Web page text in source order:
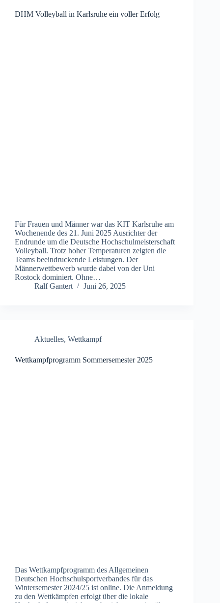
DHM Volleyball in Karlsruhe ein voller Erfolg
Für Frauen und Männer war das KIT Karlsruhe am
Wochenende des 21. Juni 2025 Ausrichter der
Endrunde um die Deutsche Hochschulmeisterschaft
Volleyball. Trotz hoher Temperaturen zeigten die
Teams beeindruckende Leistungen. Der
Männerwettbewerb wurde dabei von der Uni
Rostock dominiert. Ohne…
Ralf Gantert
Juni 26, 2025
Aktuelles, Wettkampf
Wettkampfprogramm Sommersemester 2025
Das Wettkampfprogramm des Allgemeinen
Deutschen Hochschulsportverbandes für das
Wintersemester 2024/25 ist online. Die Anmeldung
zu den Wettkämpfen erfolgt über die lokale